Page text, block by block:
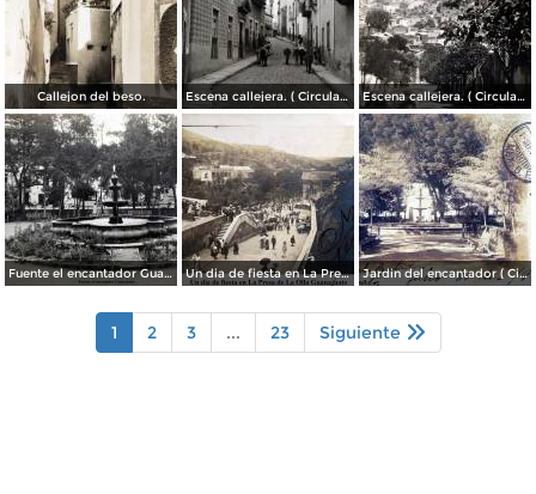
Callejon del beso. Escena callejera. ( Circulada el 13 de Mayo de 1941 ). Escena callejera. ( Circulada el 14 de Diciembre de 1930 ).
Fuente el encantador Guanajuato. Un dia de fiesta en La Presa de La Olla Guanajuato ( Circulada el 9 de Agosto de 1905 ). Jardin del encantador ( Circulada el 30 de Julio de 1905 ).
1 2 3 ... 23 Siguiente